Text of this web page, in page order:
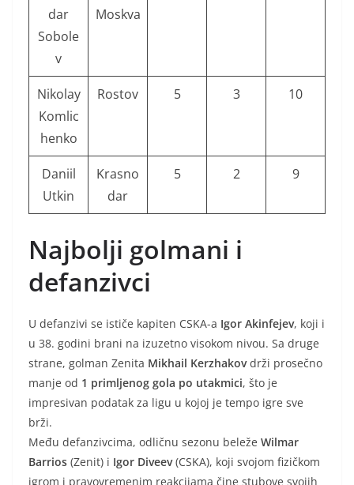
dar
Sobole
v
Moskva
Nikolay
Komlic
henko
Rostov 5 3 10
Daniil
Utkin
Krasno
dar
5 2 9
Najbolji golmani i
defanzivci
U defanzivi se ističe kapiten CSKA-a Igor Akinfejev, koji i
u 38. godini brani na izuzetno visokom nivou. Sa druge
strane, golman Zenita Mikhail Kerzhakovdrži prosečno
manje od 1 primljenog gola po utakmici, što je
impresivan podatak za ligu u kojoj je tempo igre sve
brži.
Među defanzivcima, odličnu sezonu beleže Wilmar
Barrios (Zenit) i Igor Diveev(CSKA), koji svojom fizičkom
igrom i pravovremenim reakcijama čine stubove svojih